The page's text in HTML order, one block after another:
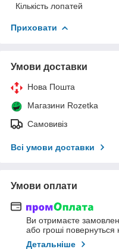
Кількість лопатей
Приховати
Умови доставки
Нова Пошта
Магазини Rozetka
Самовивіз
Всі умови доставки
Умови оплати
Ви отримаєте
або гроші повернуться
Детальніше